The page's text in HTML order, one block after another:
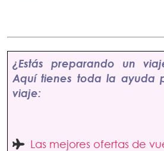
¿Estás preparando un
Aquí tienes toda la ayuda
viaje:
Las mejores ofertas de